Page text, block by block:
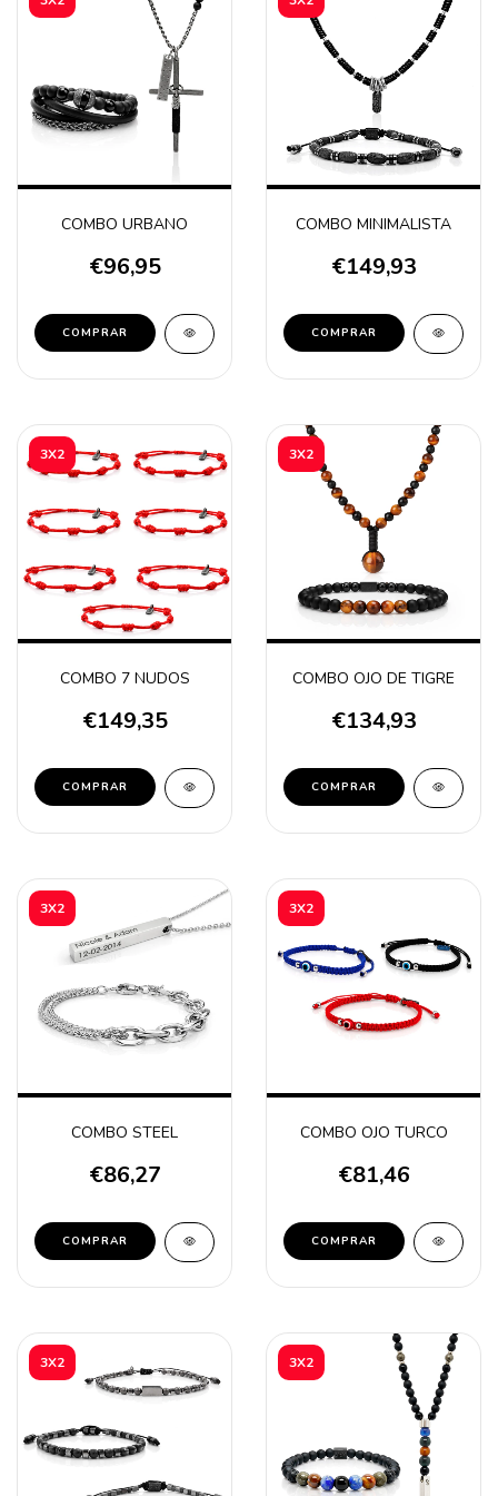
COMBO URBANO
€96,95
COMBO MINIMALISTA
€149,93
3X2
COMBO 7 NUDOS
€149,35
3X2
COMBO OJO DE TIGRE
€134,93
3X2
COMBO STEEL
€86,27
3X2
COMBO OJO TURCO
€81,46
3X2 3X2